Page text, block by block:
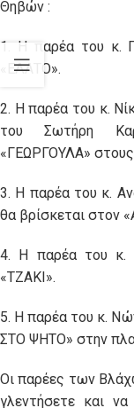
Θηβών :
1. Η παρέα του κ.
«ΕΛΑΤΟ».
2. Η παρέα του κ.
του Σωτήρη
«ΓΕΩΡΓΟΥΛΑ»
3. Η παρέα του κ.
θα βρίσκεται στον
4. Η παρέα του κ.
«ΤΖΑΚΙ».
5. Η παρέα του κ.
ΣΤΟ ΨΗΤΟ» στην
Οι παρέες των
γλεντήσετε και